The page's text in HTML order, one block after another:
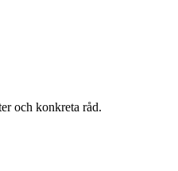
och konkreta råd.